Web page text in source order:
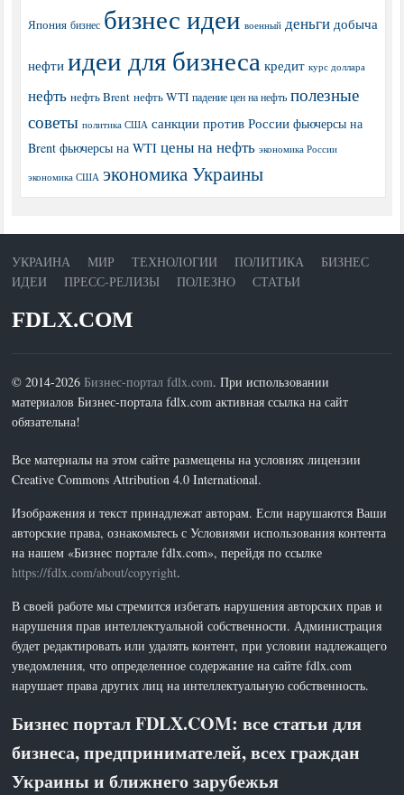
Япония бизнес бизнес идеи военный деньги добыча
нефти идеи для бизнеса кредит курс доллара
нефть нефть Brent нефть WTI падение цен на нефть полезные
советы политика США санкции против России фьючерсы на
Brent фьючерсы на WTI цены на нефть экономика России
экономика США экономика Украины
УКРАИНА МИР ТЕХНОЛОГИИ ПОЛИТИКА
БИЗНЕС
ИДЕИ
ПРЕСС-РЕЛИЗЫ ПОЛЕЗНО СТАТЬИ
FDLX.COM
© 2014-2026 Бизнес-портал fdlx.com. При использовании
материалов Бизнес-портала fdlx.com активная ссылка на сайт
обязательна!
Все материалы на этом сайте размещены на условиях лицензии
Creative Commons Attribution 4.0 International.
Изображения и текст принадлежат авторам. Если нарушаются Ваши
авторские права, ознакомьтесь с Условиями использования контента
на нашем «Бизнес портале fdlx.com», перейдя по ссылке
https://fdlx.com/about/copyright.
В своей работе мы стремится избегать нарушения авторских прав и
нарушения прав интеллектуальной собственности. Администрация
будет редактировать или удалять контент, при условии надлежащего
уведомления, что определенное содержание на сайте fdlx.com
нарушает права других лиц на интеллектуальную собственность.
Бизнес портал FDLX.COM: все статьи для
бизнеса, предпринимателей, всех граждан
Украины и ближнего зарубежья